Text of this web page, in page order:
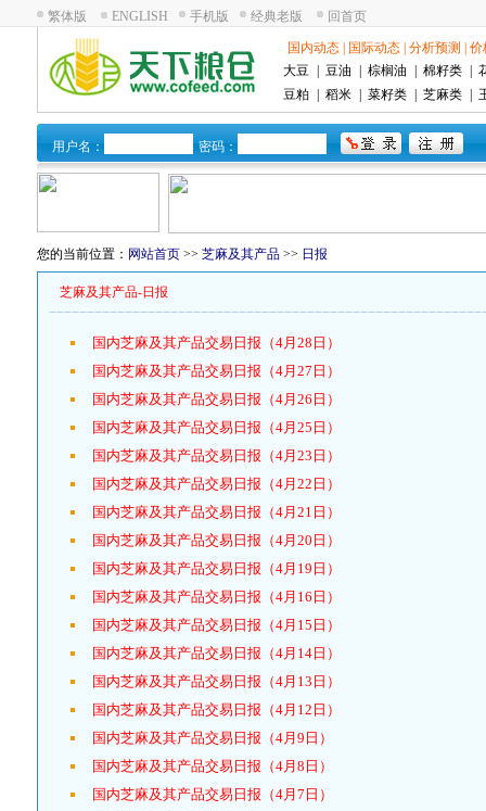
繁体版 ENGLISH 手机版 经典老版 回首页
国内动态 国际动态 分析预测
价
大豆
豆油 棕榈油 棉籽类
豆粕
稻米 菜籽类 芝麻类
用户名： 密码：
您的当前位置： 网站首页 >> 芝麻及其产品 >> 日报
芝麻及其产品-日报
国内芝麻及其产品交易日报（4月28日）
国内芝麻及其产品交易日报（4月27日）
国内芝麻及其产品交易日报（4月26日）
国内芝麻及其产品交易日报（4月25日）
国内芝麻及其产品交易日报（4月23日）
国内芝麻及其产品交易日报（4月22日）
国内芝麻及其产品交易日报（4月21日）
国内芝麻及其产品交易日报（4月20日）
国内芝麻及其产品交易日报（4月19日）
国内芝麻及其产品交易日报（4月16日）
国内芝麻及其产品交易日报（4月15日）
国内芝麻及其产品交易日报（4月14日）
国内芝麻及其产品交易日报（4月13日）
国内芝麻及其产品交易日报（4月12日）
国内芝麻及其产品交易日报（4月9日）
国内芝麻及其产品交易日报（4月8日）
国内芝麻及其产品交易日报（4月7日）